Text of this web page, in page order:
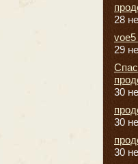
28
29
30
30
30